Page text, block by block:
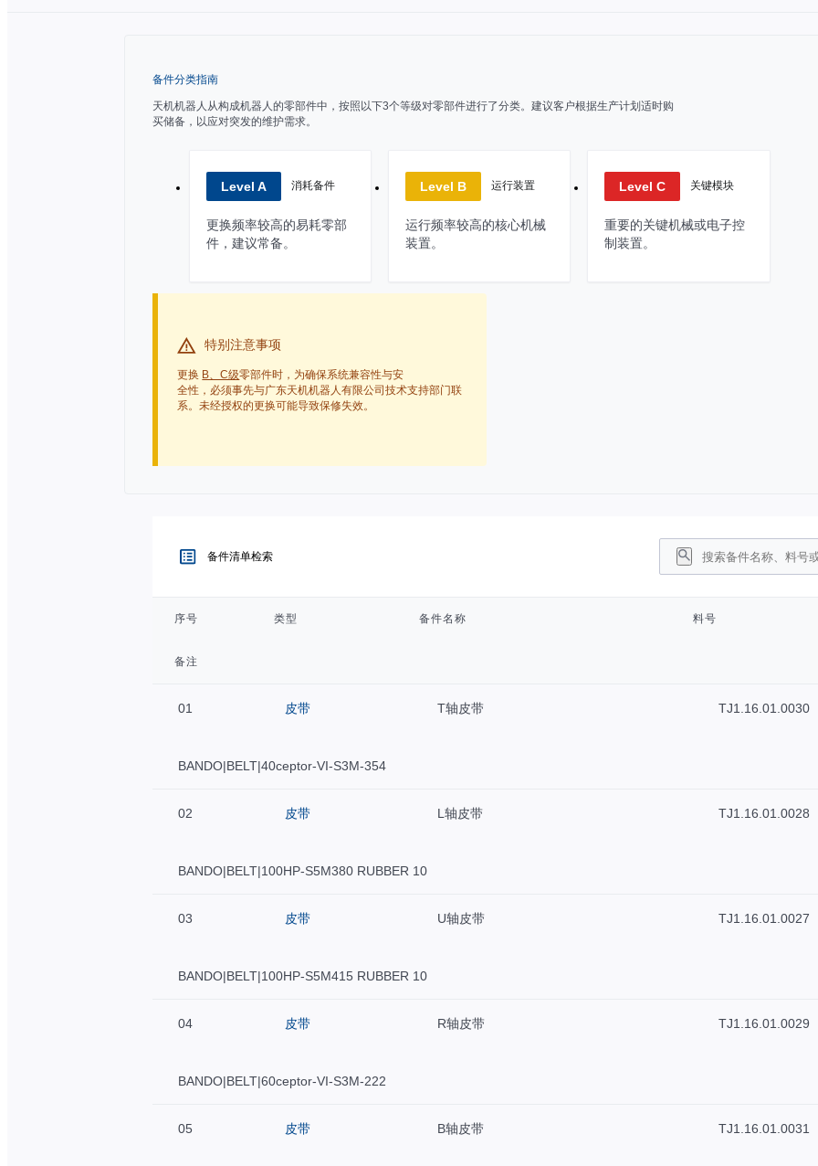
备件分类指南
天机机器人从构成机器人的零部件中，按照以下3个等级对零部件进行了分类。建议客户根据生产计划适时购
买储备，以应对突发的维护需求。
Level A 消耗备件
更换频率较高的易耗零部
件，建议常备。
Level B 运行装置
运行频率较高的核心机械
装置。
Level C 关键模块
重要的关键机械或电子控
制装置。
特别注意事项
更换 B、C级零部件时，为确保系统兼容性与安
全性，必须事先与广东天机机器人有限公司技术支持部门联
系。未经授权的更换可能导致保修失效。
备件清单检索
序号 类型 备件名称 料号
备注
01 皮带 T轴皮带 TJ1.16.01.0030
BANDO|BELT|40ceptor-VI-S3M-354
02 皮带 L轴皮带 TJ1.16.01.0028
BANDO|BELT|100HP-S5M380 RUBBER 10
03 皮带 U轴皮带 TJ1.16.01.0027
BANDO|BELT|100HP-S5M415 RUBBER 10
04 皮带 R轴皮带 TJ1.16.01.0029
BANDO|BELT|60ceptor-VI-S3M-222
05 皮带 B轴皮带 TJ1.16.01.0031